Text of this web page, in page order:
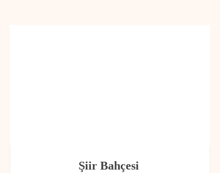
Şiir Bahçesi